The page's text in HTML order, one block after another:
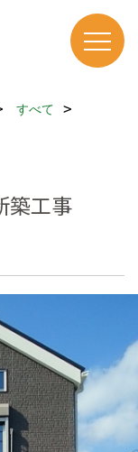
すべて
築工事